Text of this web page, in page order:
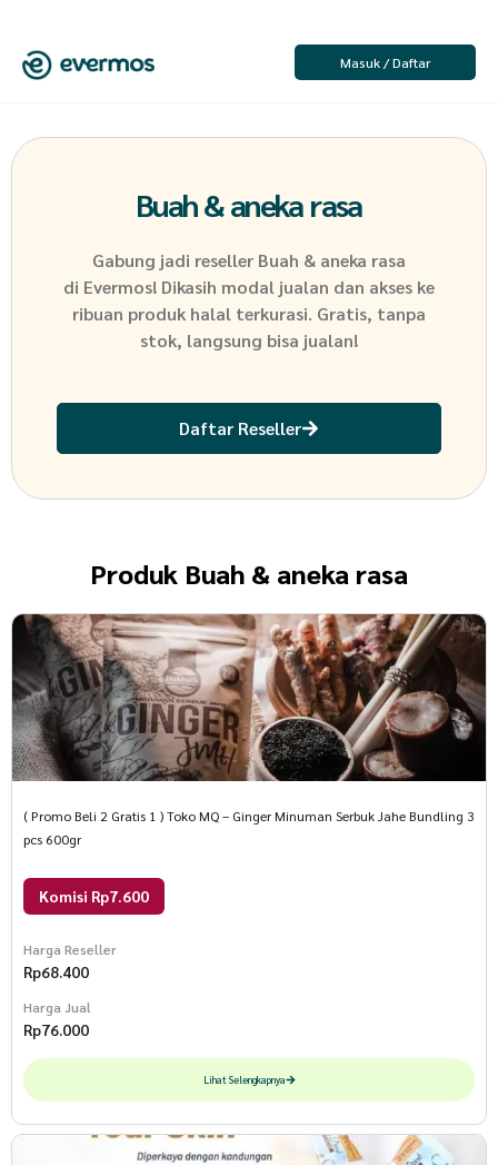
Masuk / Daftar
Buah & aneka rasa
Gabung jadi reseller Buah & aneka rasa
di Evermos! Dikasih modal jualan dan akses ke
ribuan produk halal terkurasi. Gratis, tanpa
stok, langsung bisa jualan!
Daftar Reseller
Produk Buah & aneka rasa
( Promo Beli 2 Gratis 1 ) Toko MQ – Ginger Minuman Serbuk Jahe Bundling 3
pcs 600gr
Komisi Rp7.600
Harga Reseller
Rp68.400
Harga Jual
Rp76.000
Lihat Selengkapnya